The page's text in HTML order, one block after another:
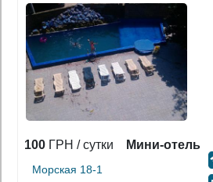
100 ГРН / сутки Мини-отель
Морская 18-1